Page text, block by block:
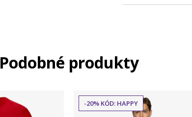
Podobné produkty
-20% KÓD: HAPPY